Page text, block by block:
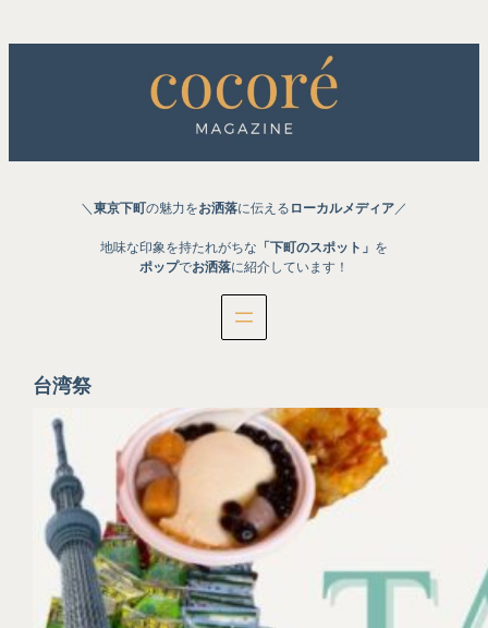
容
ッ
＼ 東京下町の魅力をお洒落に伝える ローカルメディア ／
地味な印象を持たれがちな 「下町のスポット」 を
ポップでお洒落に紹介しています！
台湾祭